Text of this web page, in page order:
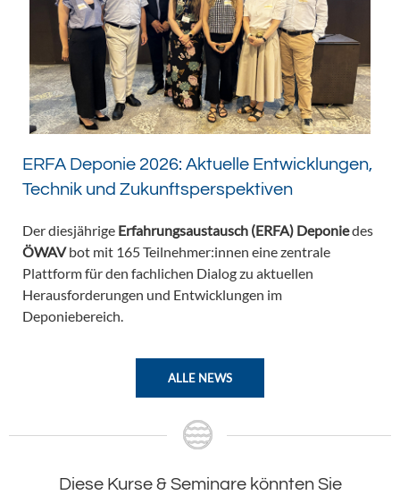
ERFA Deponie 2026: Aktuelle Entwicklungen,
Technik und Zukunftsperspektiven
Der diesjährige Erfahrungsaustausch (ERFA) Deponiedes
ÖWAVbot mit 165 Teilnehmer:innen eine zentrale
Plattform für den fachlichen Dialog zu aktuellen
Herausforderungen und Entwicklungen im
Deponiebereich.
ALLE NEWS
Diese Kurse & Seminare könnten Sie